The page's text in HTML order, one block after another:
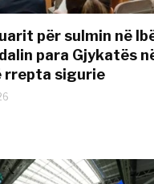
për sulmin në
para Gjykatës
rrepta sigurie